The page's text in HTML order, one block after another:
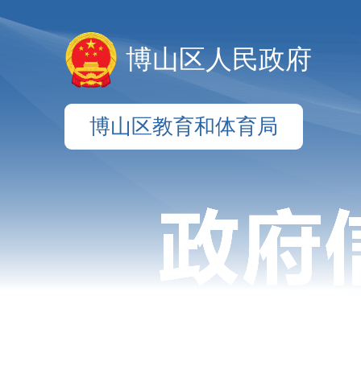
博山区人民政府
博山区教育和体育局